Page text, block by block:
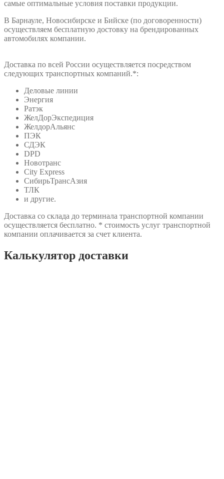
самые оптимальные условия поставки продукции.
В Барнауле, Новосибирске и Бийске (по договоренности)
осуществляем бесплатную достовку на брендированных
автомобилях компании.
Доставка по всей России осуществляется посредством
следующих транспортных компаний.*:
Деловые линии
Энергия
Ратэк
ЖелДорЭкспедиция
ЖелдорАльянс
ПЭК
СДЭК
DPD
Новотранс
City Express
СибирьТрансАзия
ТЛК
и другие.
Доставка со склада до терминала транспортной компании
осуществляется бесплатно. * стоимость услуг транспортной
компании оплачивается за счет клиента.
Калькулятор доставки